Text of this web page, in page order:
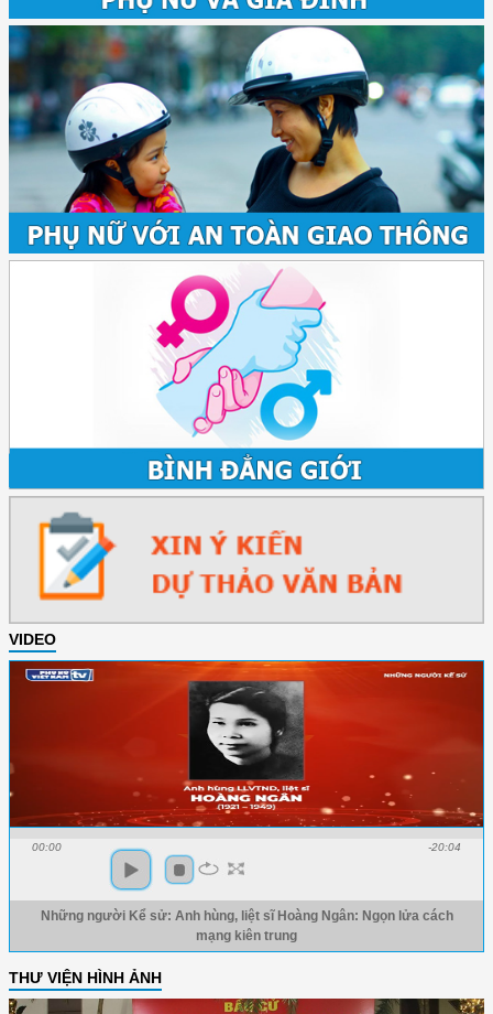
VIDEO
00:00 -20:04
Những người Kể sử: Anh hùng, liệt sĩ Hoàng Ngân: Ngọn lửa cách
mạng kiên trung
THƯ VIỆN HÌNH ẢNH